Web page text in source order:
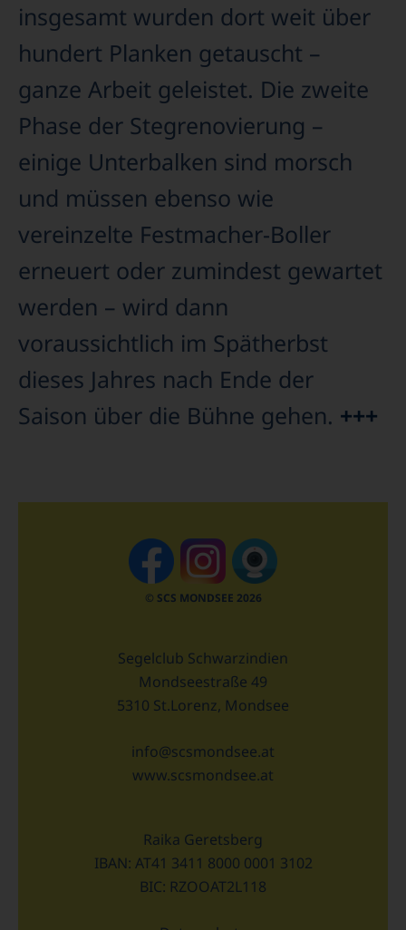
insgesamt wurden dort weit über
hundert Planken getauscht –
ganze Arbeit geleistet. Die zweite
Phase der Stegrenovierung –
einige Unterbalken sind morsch
und müssen ebenso wie
vereinzelte Festmacher-Boller
erneuert oder zumindest gewartet
werden – wird dann
voraussichtlich im Spätherbst
dieses Jahres nach Ende der
Saison über die Bühne gehen. +++
© SCS MONDSEE 2026
Segelclub Schwarzindien
Mondseestraße 49
5310 St.Lorenz, Mondsee
info@scsmondsee.at
www.scsmondsee.at
Raika Geretsberg
IBAN: AT41 3411 8000 0001 3102
BIC: RZOOAT2L118